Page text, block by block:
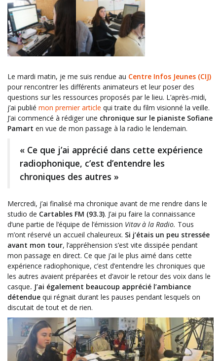
Le mardi matin, je me suis rendue au Centre Infos Jeunes (CIJ)
pour rencontrer les différents animateurs et leur poser des
questions sur les ressources proposés par le lieu. L’après-midi,
j’ai publié mon premier article qui traite du film visionné la veille.
J’ai commencé à rédiger une chronique sur le pianiste Sofiane
Pamart en vue de mon passage à la radio le lendemain.
« Ce que j’ai apprécié dans cette expérience
radiophonique, c’est d’entendre les
chroniques des autres »
Mercredi, j’ai finalisé ma chronique avant de me rendre dans le
studio de Cartables FM (93.3). J’ai pu faire la connaissance
d’une partie de l’équipe de l’émission Vitav à la Radio. Tous
m’ont réservé un accueil chaleureux. Si j’étais un peu stressée
avant mon tour, l’appréhension s’est vite dissipée pendant
mon passage en direct. Ce que j’ai le plus aimé dans cette
expérience radiophonique, c’est d’entendre les chroniques que
les autres avaient préparées et d’avoir le retour des voix dans le
casque. J’ai également beaucoup apprécié l’ambiance
détendue qui régnait durant les pauses pendant lesquels on
discutait de tout et de rien.